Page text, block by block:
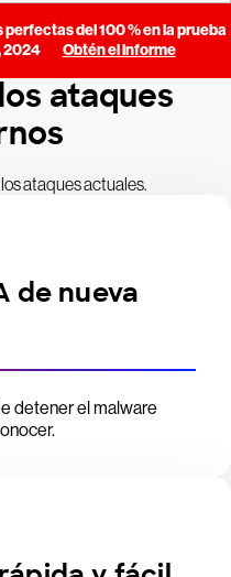
del 100 % en la prueba
2024
Obtén el informe
ataques
ataques actuales.
de nueva
detener el malware